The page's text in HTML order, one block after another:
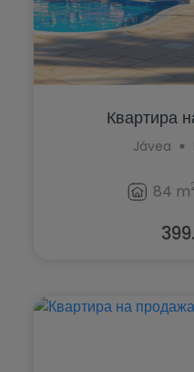
Квартира
Jávea
84 m